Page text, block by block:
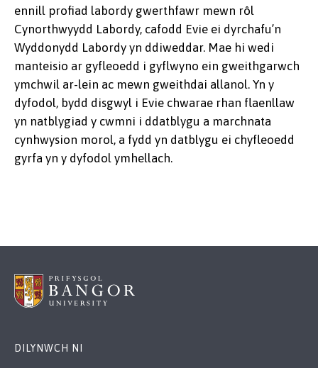
ennill profiad labordy gwerthfawr mewn rôl
Cynorthwyydd Labordy, cafodd Evie ei dyrchafu’n
Wyddonydd Labordy yn ddiweddar. Mae hi wedi
manteisio ar gyfleoedd i gyflwyno ein gweithgarwch
ymchwil ar-lein ac mewn gweithdai allanol. Yn y
dyfodol, bydd disgwyl i Evie chwarae rhan flaenllaw
yn natblygiad y cwmni i ddatblygu a marchnata
cynhwysion morol, a fydd yn datblygu ei chyfleoedd
gyrfa yn y dyfodol ymhellach.
DILYNWCH NI